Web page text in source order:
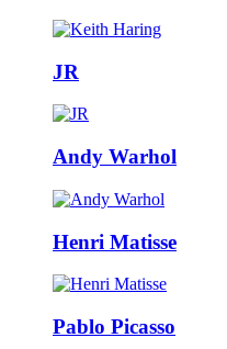
JR
Andy Warhol
Henri Matisse
Pablo Picasso